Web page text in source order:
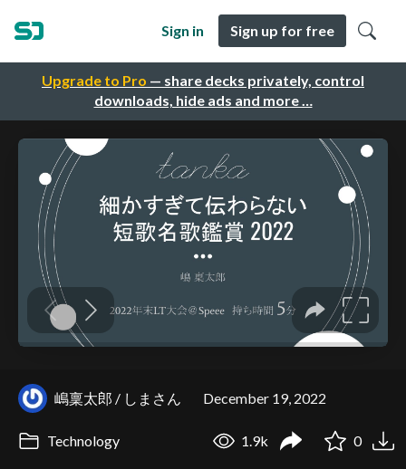
Upgrade to Pro — share decks privately, control
downloads, hide ads and more …
Sign in Sign up for free
嶋稟太郎 / しまさん December 19, 2022
Technology 1.9k 0